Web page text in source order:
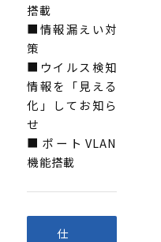
搭載
■情報漏えい対
策
■ウイルス検知
情報を「見える
化」してお知ら
せ
■ポートVLAN
機能搭載
仕